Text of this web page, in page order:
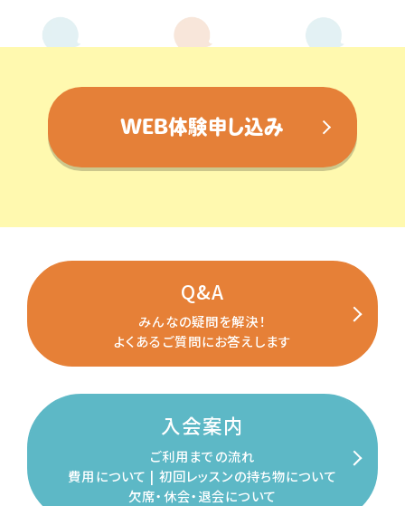
WEB体験申し込み
Q&A
みんなの疑問を解決！
よくあるご質問にお答えします
入会案内
ご利用までの流れ
費用について | 初回レッスンの持ち物について
欠席・休会・退会について